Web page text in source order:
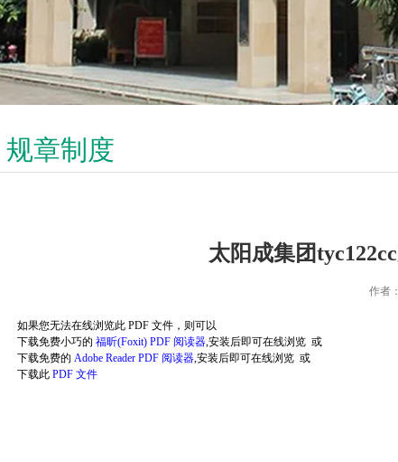
规章制度
太阳成集团
作者：
如果您无法在线浏览此 PDF 文件，则可以
下载免费小巧的福昕(Foxit) PDF 阅读器,安装后即可在线浏览 或
下载免费的Adobe Reader PDF 阅读器,安装后即可在线浏览 或
下载此PDF 文件